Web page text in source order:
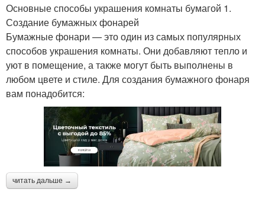
Основные способы украшения комнаты бумагой 1.
Создание бумажных фонарей
Бумажные фонари — это один из самых популярных
способов украшения комнаты. Они добавляют тепло и
уют в помещение, а также могут быть выполнены в
любом цвете и стиле. Для создания бумажного фонаря
вам понадобится:
читать дальше →